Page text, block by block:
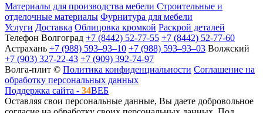
Материалы для производства мебели Строительные и
отделочные материалы Фурнитура для мебели
Услуги Доставка Облицовка кромкой Раскрой деталей
Телефон Волгоград +7 (8442) 52-77-55 +7 (8442) 52-77-60
Астрахань +7 (988) 593‒93‒10 +7 (988) 593‒93‒03 Волжский
+7 (903) 327-22-43 +7 (909) 392-74-97
Волга-плит © Политика конфиденциальности Соглашение на
обработку персональных данных
Поддержка сайта - 34ВЕБ
Оставляя свои персональные данные, Вы даете добровольное